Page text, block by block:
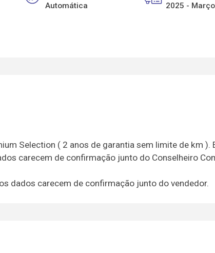
Automática
2025 - Março
Selection ( 2 anos de garantia sem limite de km ).
carecem de confirmação junto do Conselheiro
dados carecem de confirmação junto do vendedor.